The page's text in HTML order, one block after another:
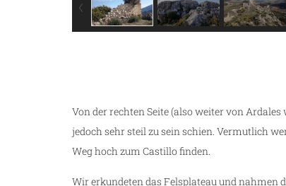
Von der rechten Seite (also weiter von
jedoch sehr steil zu sein schien. Vermutlich
Weg hoch zum Castillo finden.
Wir erkundeten das Felsplateau und